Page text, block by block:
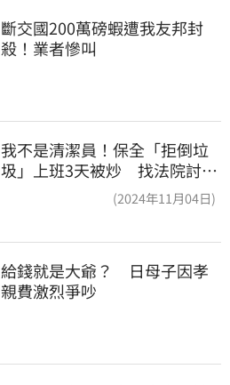
斷交國200萬磅蝦遭我友邦封
殺！業者慘叫
我不是清潔員！保全「拒倒垃
圾」上班3天被炒 找法院討公
(2024年11月04日)
給錢就是大爺？　日母子因孝
親費激烈爭吵